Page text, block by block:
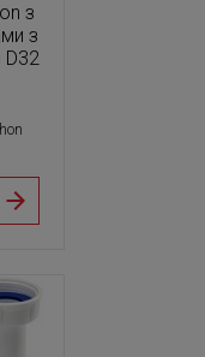
з
з
D32